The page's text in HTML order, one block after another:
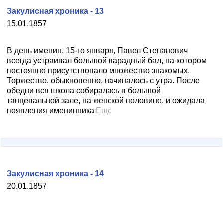
15.01.1857
Закулисная хроника - 13
В день именин, 15-го января, Павел Степанович
всегда устраивал большой парадный бал, на котором
постоянно присутствовало множество знакомых.
Торжество, обыкновенно, начиналось с утра. После
обедни вся школа собиралась в большой
танцевальной зале, на женской половине, и ожидала
появления именинника Ещё
20.01.1857
Закулисная хроника - 14